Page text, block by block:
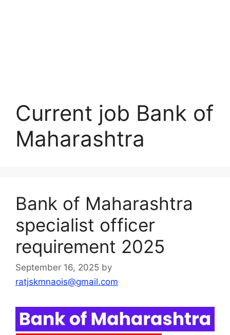
Current job Bank of
Maharashtra
Bank of Maharashtra
specialist officer
requirement 2025
September 16, 2025 by
ratjskmnaois@gmail.com